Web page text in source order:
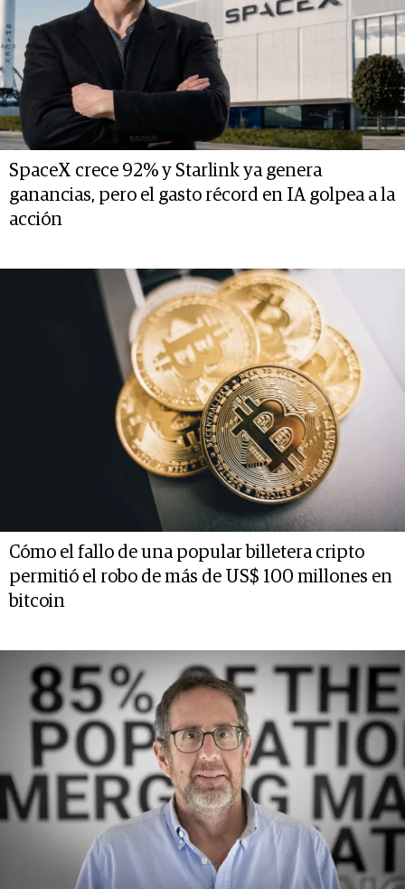
SpaceX crece 92% y Starlink ya genera
ganancias, pero el gasto récord en IA golpea a la
acción
Cómo el fallo de una popular billetera cripto
permitió el robo de más de US$ 100 millones en
bitcoin